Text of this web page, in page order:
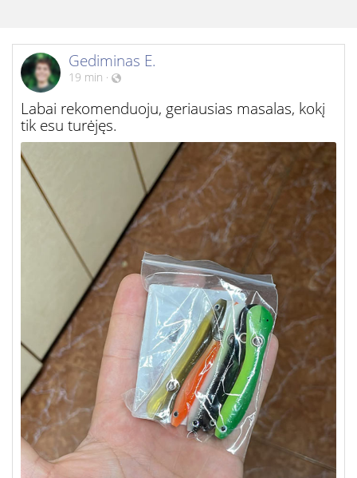
Gediminas E.
19 min ·
Labai rekomenduoju, geriausias masalas, kokį
tik esu turėjęs.